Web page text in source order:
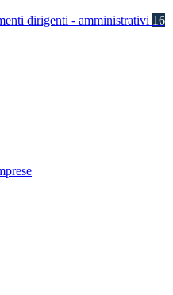
dirigenti - amministrativi 16